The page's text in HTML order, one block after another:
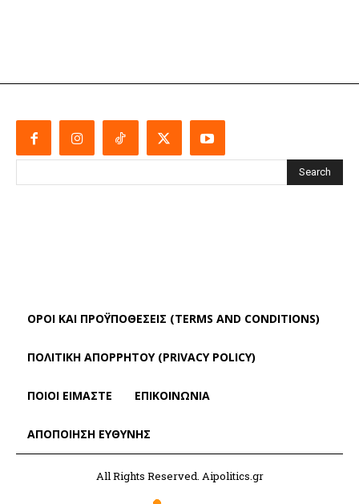
Search
ΌΡΟΙ ΚΑΙ ΠΡΟΫΠΟΘΈΣΕΙΣ (TERMS AND CONDITIONS)
ΠΟΛΙΤΙΚΗ ΑΠΟΡΡΗΤΟΥ (PRIVACY POLICY)
ΠΟΙΟΙ ΕΙΜΑΣΤΕ ΕΠΙΚΟΙΝΩΝΙΑ
ΑΠΟΠΟΊΗΣΗ ΕΥΘΎΝΗΣ
All Rights Reserved. Aipolitics.gr